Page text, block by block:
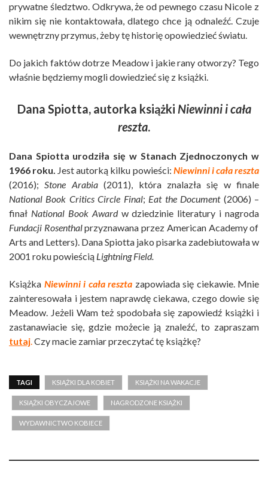
prywatne śledztwo. Odkrywa, że od pewnego czasu Nicole z
nikim się nie kontaktowała, dlatego chce ją odnaleźć. Czuje
wewnętrzny przymus, żeby tę historię opowiedzieć światu.
Do jakich faktów dotrze Meadow i jakie rany otworzy? Tego
właśnie będziemy mogli dowiedzieć się z książki.
Dana Spiotta, autorka książki Niewinni i cała
reszta.
Dana Spiotta urodziła się w Stanach Zjednoczonych w
1966 roku. Jest autorką kilku powieści: Niewinni i cała reszta
(2016); Stone Arabia(2011), która znalazła się w finale
National Book Critics Circle Final; Eat the Document (2006) –
finał National Book Awardw dziedzinie literatury i nagroda
Fundacji Rosenthalprzyznawana przez American Academy of
Arts and Letters). Dana Spiotta jako pisarka zadebiutowała w
2001 roku powieścią Lightning Field.
Książka Niewinni i cała reszta zapowiada się ciekawie. Mnie
zainteresowała i jestem naprawdę ciekawa, czego dowie się
Meadow. Jeżeli Wam też spodobała się zapowiedź książki i
zastanawiacie się, gdzie możecie ją znaleźć, to zapraszam
tutaj.Czy macie zamiar przeczytać tę książkę?
TAGI KSIĄŻKI DLA KOBIET KSIĄŻKI NA WAKACJE
KSIĄŻKI OBYCZAJOWE NAGRODZONE KSIĄŻKI
WYDAWNICTWO KOBIECE